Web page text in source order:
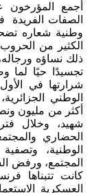
أجمع المؤرخون
الصفات الفريدة
وطنية شعاره
الكثير من
ذلك نساؤه
تجسيدًا حيًا لما
الوطني
أكثر من مليون
شهيد، وخلال
الحضاري
الوطنية،
المجتمع، ورفض
كانت تتبناها
العسكرية